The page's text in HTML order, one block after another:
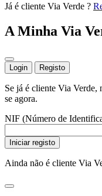
Já é cliente Via Verde ?
A Minha Via
Login Registo
Se já é cliente Via Verde,
se agora.
NIF (Número de
Iniciar registo
Ainda não é cliente Via